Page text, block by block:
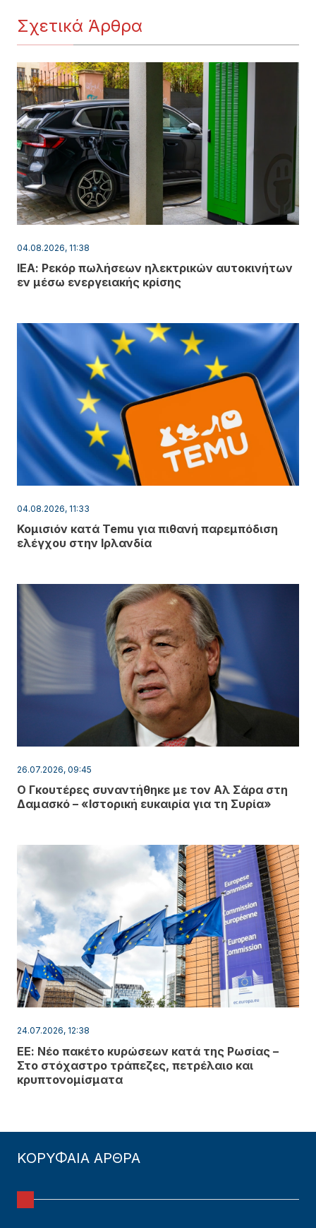
Σχετικά Άρθρα
04.08.2026, 11:38
ΙΕΑ: Ρεκόρ πωλήσεων ηλεκτρικών αυτοκινήτων
εν μέσω ενεργειακής κρίσης
04.08.2026, 11:33
Κομισιόν κατά Temu για πιθανή παρεμπόδιση
ελέγχου στην Ιρλανδία
26.07.2026, 09:45
Ο Γκουτέρες συναντήθηκε με τον Αλ Σάρα στη
Δαμασκό – «Ιστορική ευκαιρία για τη Συρία»
24.07.2026, 12:38
ΕΕ: Νέο πακέτο κυρώσεων κατά της Ρωσίας –
Στο στόχαστρο τράπεζες, πετρέλαιο και
κρυπτονομίσματα
ΚΟΡΥΦΑΙΑ ΑΡΘΡΑ